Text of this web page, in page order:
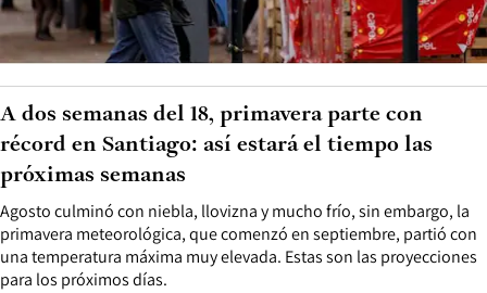
Agosto culminó con niebla, llovizna y mucho frío, sin embargo, la
primavera meteorológica, que comenzó en septiembre, partió con
una temperatura máxima muy elevada. Estas son las proyecciones
para los próximos días.
A dos semanas del 18, primavera parte con
récord en Santiago: así estará el tiempo las
próximas semanas